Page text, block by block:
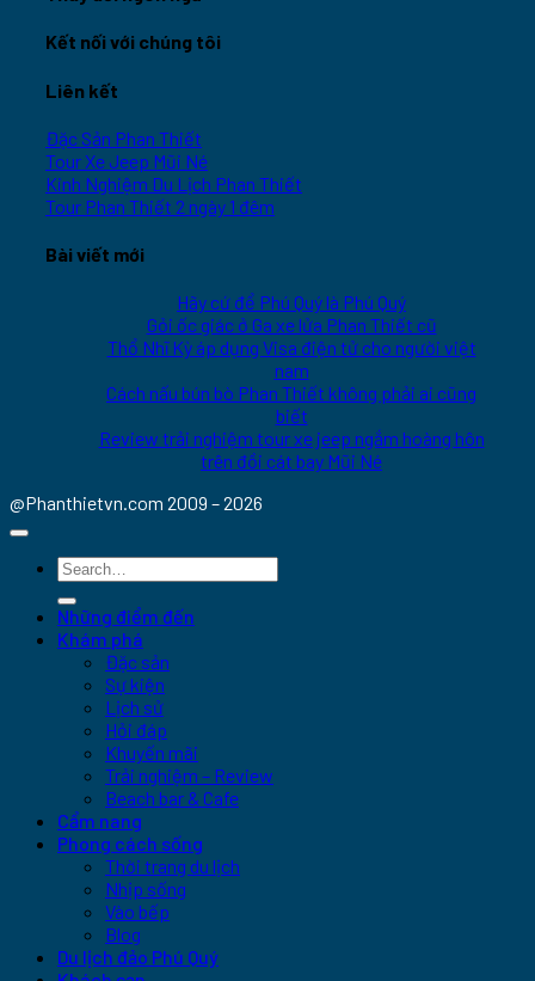
Kết nối với chúng tôi
Liên kết
Đặc Sản Phan Thiết
Tour Xe Jeep Mũi Né
Kinh Nghiệm Du Lịch Phan Thiết
Tour Phan Thiết 2 ngày 1 đêm
Bài viết mới
Hãy cứ để Phú Quý là Phú Quý
Gỏi ốc giác ở Ga xe lửa Phan Thiết cũ
Thổ Nhĩ Kỳ áp dụng Visa điện tử cho người việt
nam
Cách nấu bún bò Phan Thiết không phải ai cũng
biết
Review trải nghiệm tour xe jeep ngắm hoàng hôn
trên đồi cát bay Mũi Né
@Phanthietvn.com 2009 – 2026
Những điểm đến
Khám phá
Đặc sản
Sự kiện
Lịch sử
Hỏi đáp
Khuyến mãi
Trải nghiệm – Review
Beach bar & Cafe
Cẩm nang
Phong cách sống
Thời trang du lịch
Nhịp sống
Vào bếp
Blog
Du lịch đảo Phú Quý